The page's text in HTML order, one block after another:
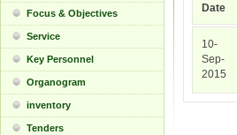
Focus & Objectives
Service
Key Personnel
Organogram
inventory
Tenders
Date
10-
Sep-
2015